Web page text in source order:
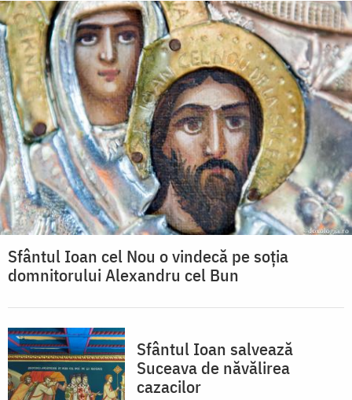
Sfântul Ioan cel Nou o vindecă pe soția
domnitorului Alexandru cel Bun
Sfântul Ioan salvează
Suceava de năvălirea
cazacilor